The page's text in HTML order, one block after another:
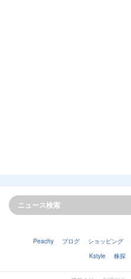
Peachy ブログ ショッピング
Kstyle
株探